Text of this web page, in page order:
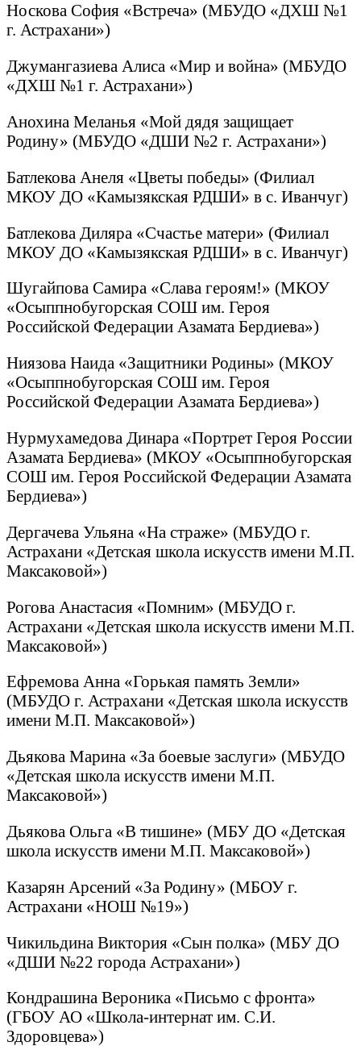
Носкова София «Встреча» (МБУДО «ДХШ №1
г. Астрахани»)
Джумангазиева Алиса «Мир и война» (МБУДО
«ДХШ №1 г. Астрахани»)
Анохина Меланья «Мой дядя защищает
Родину» (МБУДО «ДШИ №2 г. Астрахани»)
Батлекова Анеля «Цветы победы» (Филиал
МКОУ ДО «Камызякская РДШИ» в с. Иванчуг)
Батлекова Диляра «Счастье матери» (Филиал
МКОУ ДО «Камызякская РДШИ» в с. Иванчуг)
Шугайпова Самира «Слава героям!» (МКОУ
«Осыппнобугорская СОШ им. Героя
Российской Федерации Азамата Бердиева»)
Ниязова Наида «Защитники Родины» (МКОУ
«Осыппнобугорская СОШ им. Героя
Российской Федерации Азамата Бердиева»)
Нурмухамедова Динара «Портрет Героя России
Азамата Бердиева» (МКОУ «Осыппнобугорская
СОШ им. Героя Российской Федерации Азамата
Бердиева»)
Дергачева Ульяна «На страже» (МБУДО г.
Астрахани «Детская школа искусств имени М.П.
Максаковой»)
Рогова Анастасия «Помним» (МБУДО г.
Астрахани «Детская школа искусств имени М.П.
Максаковой»)
Ефремова Анна «Горькая память Земли»
(МБУДО г. Астрахани «Детская школа искусств
имени М.П. Максаковой»)
Дьякова Марина «За боевые заслуги» (МБУДО
«Детская школа искусств имени М.П.
Максаковой»)
Дьякова Ольга «В тишине» (МБУ ДО «Детская
школа искусств имени М.П. Максаковой»)
Казарян Арсений «За Родину» (МБОУ г.
Астрахани «НОШ №19»)
Чикильдина Виктория «Сын полка» (МБУ ДО
«ДШИ №22 города Астрахани»)
Кондрашина Вероника «Письмо с фронта»
(ГБОУ АО «Школа-интернат им. С.И.
Здоровцева»)